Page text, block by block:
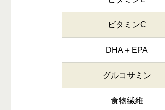
ビタミンC
DHA＋EPA
グルコサミン
食物繊維